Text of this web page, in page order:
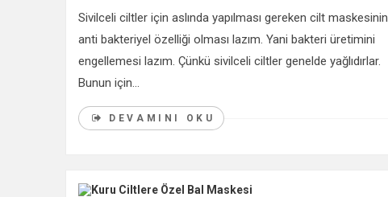
Sivilceli ciltler için aslında yapılması gereken cilt maskesinin
anti bakteriyel özelliği olması lazım. Yani bakteri üretimini
engellemesi lazım. Çünkü sivilceli ciltler genelde yağlıdırlar.
Bunun için...
DEVAMINI OKU